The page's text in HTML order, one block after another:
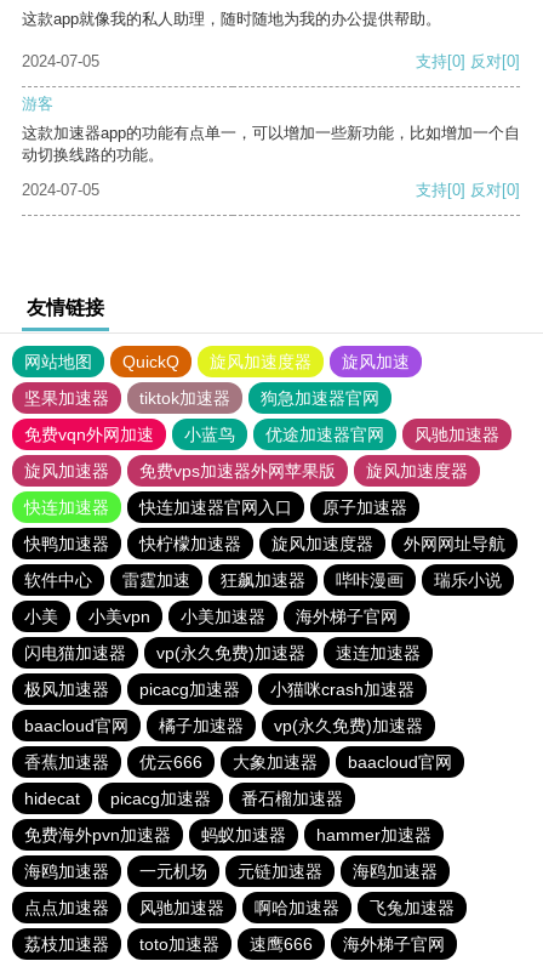
这款app就像我的私人助理，随时随地为我的办公提供帮助。
2024-07-05 支持[0] 反对[0]
游客
这款加速器app的功能有点单一，可以增加一些新功能，比如增加一个自
动切换线路的功能。
2024-07-05
支持[0] 反对[0]
友情链接
网站地图 QuickQ 旋风加速度器
旋风加速
坚果加速器
tiktok加速器
狗急加速器官网
免费vqn外网加速
小蓝鸟 优途加速器官网
风驰加速器
旋风加速器
免费vps加速器外网苹果版
旋风加速度器
快连加速器
快连加速器官网入口
原子加速器
快鸭加速器
快柠檬加速器 旋风加速度器
外网网址导航
软件中心
雷霆加速 狂飙加速器 哔咔漫画
瑞乐小说
小美
小美vpn 小美加速器
海外梯子官网
闪电猫加速器
vp(永久免费)加速器
速连加速器
极风加速器
picacg加速器
小猫咪crash加速器
baacloud官网
橘子加速器
vp(永久免费)加速器
香蕉加速器
优云666 大象加速器
baacloud官网
hidecat
picacg加速器
番石榴加速器
免费海外pvn加速器
蚂蚁加速器
hammer加速器
海鸥加速器
一元机场 元链加速器
海鸥加速器
点点加速器
风驰加速器 啊哈加速器
飞兔加速器
荔枝加速器
toto加速器 速鹰666 海外梯子官网